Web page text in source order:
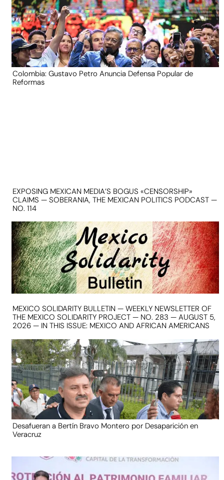
Colombia: Gustavo Petro Anuncia Defensa Popular de
Reformas
EXPOSING MEXICAN MEDIA’S BOGUS «CENSORSHIP»
CLAIMS — SOBERANIA, THE MEXICAN POLITICS PODCAST —
NO. 114
MEXICO SOLIDARITY BULLETIN — WEEKLY NEWSLETTER OF
THE MEXICO SOLIDARITY PROJECT — NO. 283 — AUGUST 5,
2026 — IN THIS ISSUE: MEXICO AND AFRICAN AMERICANS
Desafueran a Bertín Bravo Montero por Desaparición en
Veracruz